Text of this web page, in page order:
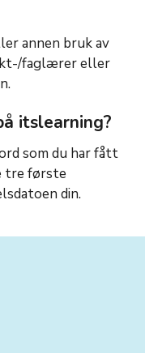
annen bruk av
faglærer eller
itslearning?
som du har fått
tre første
din.